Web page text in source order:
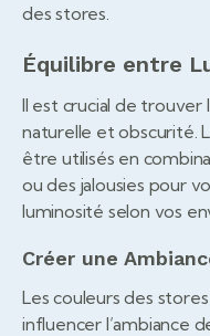
des stores.
Équilibre entre
Il est crucial de
naturelle et obscurité.
être utilisés en
ou des jalousies pour
luminosité selon vos
Créer une
Les couleurs des
influencer l’ambiance